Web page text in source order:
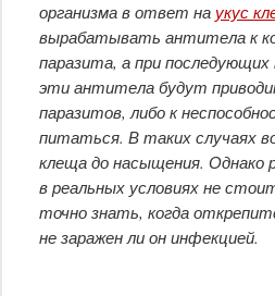
организма в ответ на укус
вырабатывать антитела к
паразита, а при последующих
эти антитела будут
паразитов, либо к
питаться. В таких случаях
клеща до насыщения.
в реальных условиях не
точно знать, когда
не заражен ли он инфекцией.